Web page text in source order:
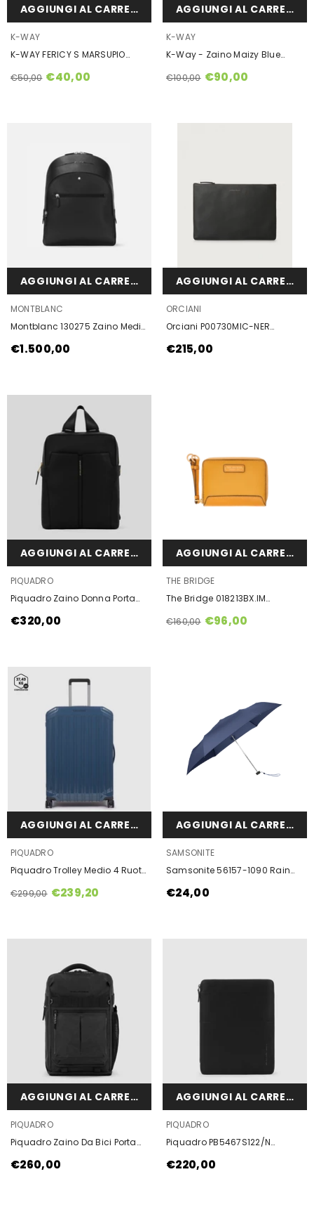
AGGIUNGI AL CARRELLO
VENDOR:
K-WAY
K-WAY FERICY S MARSUPIO
€50,00 €40,00
AGGIUNGI AL CARRELLO
VENDOR:
K-WAY
K-Way - Zaino Maizy Blue
€100,00 €90,00
AGGIUNGI AL CARRELLO
VENDOR:
MONTBLANC
Montblanc 130275 Zaino Medio
€1.500,00
AGGIUNGI AL CARRELLO
VENDOR:
ORCIANI
Orciani P00730MIC-NER
Portadocumenti Micron In Pelle
€215,00
AGGIUNGI AL CARRELLO
VENDOR:
PIQUADRO
Piquadro Zaino Donna Porta
Computer 15,6" Nero
€320,00
AGGIUNGI AL CARRELLO
VENDOR:
THE BRIDGE
The Bridge 018213BX.IM
Portafoglio Donna Giallo
Mais/Oro
€160,00 €96,00
AGGIUNGI AL CARRELLO
VENDOR:
PIQUADRO
Piquadro Trolley Medio 4 Ruote
In Policarbonato Blu Opaco
€299,00 €239,20
AGGIUNGI AL CARRELLO
VENDOR:
SAMSONITE
Samsonite 56157-1090 Rain
Pro Ombrello Blu
€24,00
AGGIUNGI AL CARRELLO
VENDOR:
PIQUADRO
Piquadro Zaino Da Bici Porta
Computer 15,6" Con Led Nero
€260,00
AGGIUNGI AL CARRELLO
VENDOR:
PIQUADRO
Piquadro PB5467S122/N
Portablocco Con Scomparto
Per Ipad®Pro 12,9" Nero
€220,00